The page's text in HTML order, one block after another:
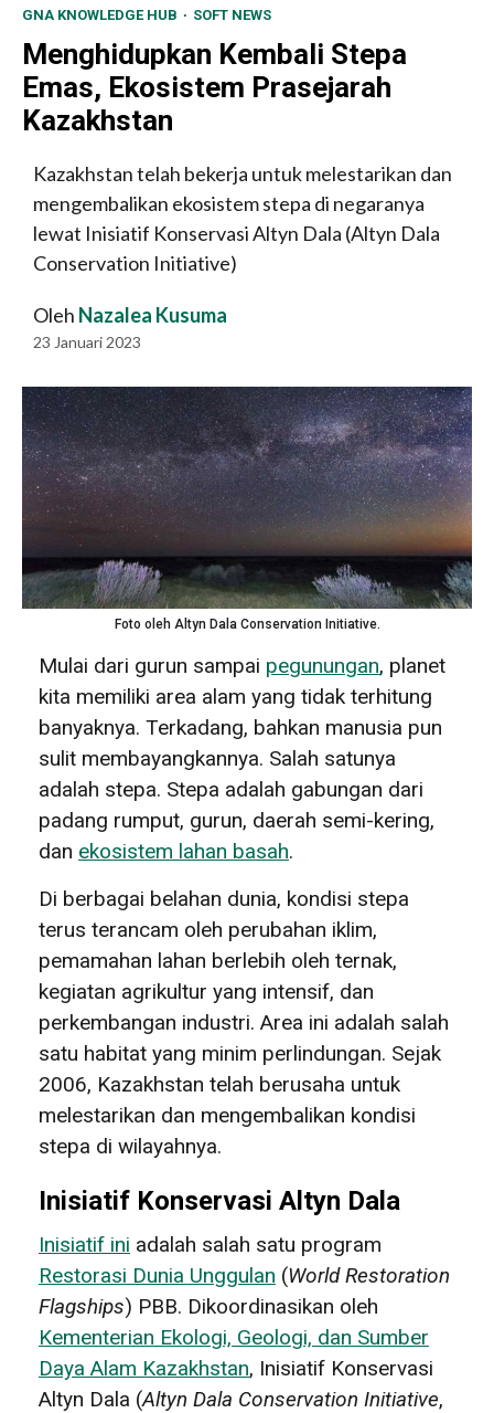
GNA KNOWLEDGE HUB SOFT NEWS
Menghidupkan Kembali Stepa
Emas, Ekosistem Prasejarah
Kazakhstan
Kazakhstan telah bekerja untuk melestarikan dan
mengembalikan ekosistem stepa di negaranya
lewat Inisiatif Konservasi Altyn Dala (Altyn Dala
Conservation Initiative)
Oleh Nazalea Kusuma
23 Januari 2023
Foto oleh Altyn Dala Conservation Initiative.
Mulai dari gurun sampai pegunungan, planet
kita memiliki area alam yang tidak terhitung
banyaknya. Terkadang, bahkan manusia pun
sulit membayangkannya. Salah satunya
adalah stepa. Stepa adalah gabungan dari
padang rumput, gurun, daerah semi-kering,
dan ekosistem lahan basah.
Di berbagai belahan dunia, kondisi stepa
terus terancam oleh perubahan iklim,
pemamahan lahan berlebih oleh ternak,
kegiatan agrikultur yang intensif, dan
perkembangan industri. Area ini adalah salah
satu habitat yang minim perlindungan. Sejak
2006, Kazakhstan telah berusaha untuk
melestarikan dan mengembalikan kondisi
stepa di wilayahnya.
Inisiatif Konservasi Altyn Dala
Inisiatif ini adalah salah satu program
Restorasi Dunia Unggulan (World Restoration
Flagships) PBB. Dikoordinasikan oleh
Kementerian Ekologi, Geologi, dan Sumber
Daya Alam Kazakhstan, Inisiatif Konservasi
Altyn Dala (Altyn Dala Conservation Initiative,